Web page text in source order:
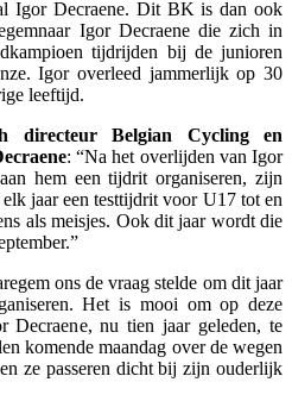
Igor Decraene. Dit BK is dan ook
Igor Decraene die zich in
tijdrijden bij de junioren
Igor overleed jammerlijk op 30
leeftijd.
directeur Belgian Cycling en
: “Na het overlijden van Igor
hem een tijdrit organiseren, zijn
jaar een testtijdrit voor U17 tot en
als meisjes. Ook dit jaar wordt die
ons de vraag stelde om dit jaar
Het is mooi om op deze
Decraene, nu tien jaar geleden, te
komende maandag over de wegen
ze passeren dicht bij zijn ouderlijk